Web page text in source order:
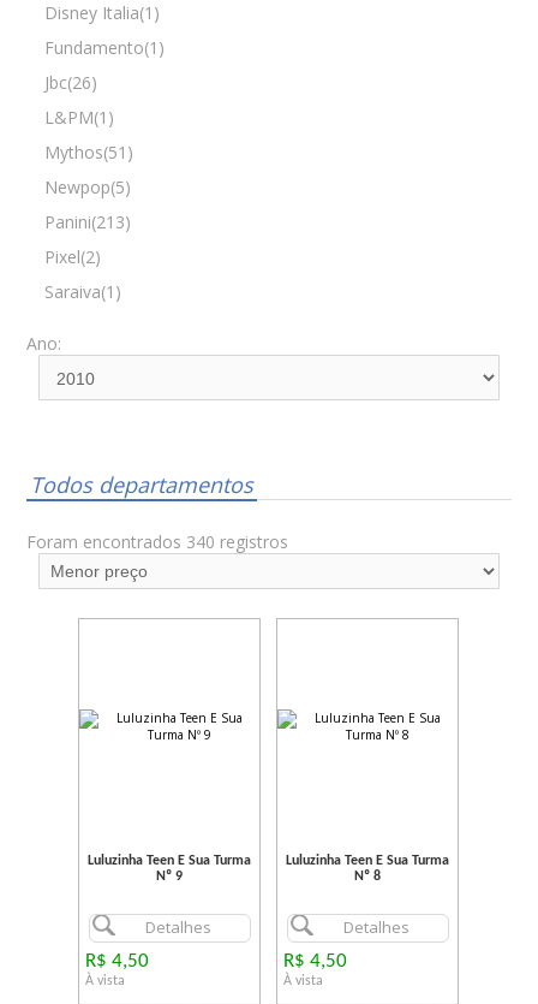
Disney Italia(1)
Fundamento(1)
Jbc(26)
L&PM(1)
Mythos(51)
Newpop(5)
Panini(213)
Pixel(2)
Saraiva(1)
Ano:
Todos departamentos
Foram encontrados 340 registros
Luluzinha Teen E Sua Turma
Nº 9
Detalhes
R$ 4,50
À vista
Luluzinha Teen E Sua Turma
Nº 8
Detalhes
R$ 4,50
À vista